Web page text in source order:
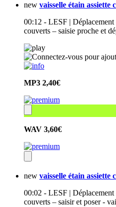
new vaisselle étain assiette
00:12 - LESF | Déplacement
couverts – saisie proche et
MP3 2,40€
WAV 3,60€
new vaisselle étain assiette
00:02 - LESF | Déplacement
couverts – saisir et poser -